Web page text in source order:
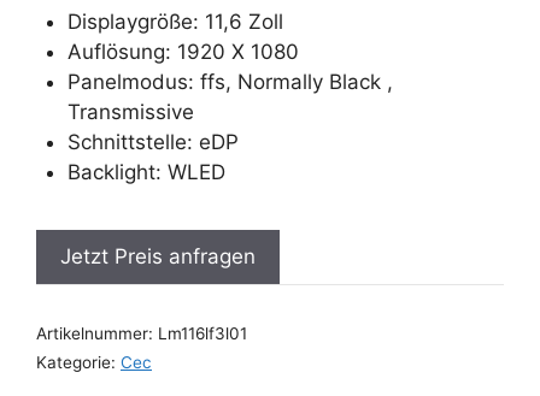
Displaygröße: 11,6 Zoll
Auflösung: 1920 X 1080
Panelmodus: ffs, Normally Black ,
Transmissive
Schnittstelle: eDP
Backlight: WLED
Jetzt Preis anfragen
Artikelnummer: Lm116lf3l01
Kategorie: Cec